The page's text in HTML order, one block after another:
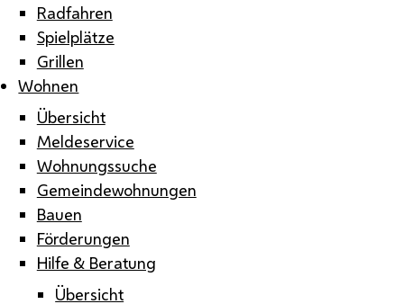
Radfahren
Spielplätze
Grillen
Wohnen
Übersicht
Meldeservice
Wohnungssuche
Gemeindewohnungen
Bauen
Förderungen
Hilfe & Beratung
Übersicht